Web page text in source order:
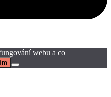
webu a co